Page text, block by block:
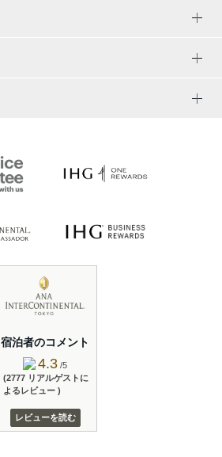
宿泊者のコメント
4.3 /5
(2777 リアルゲストに
よるレビュー )
レビューを読む